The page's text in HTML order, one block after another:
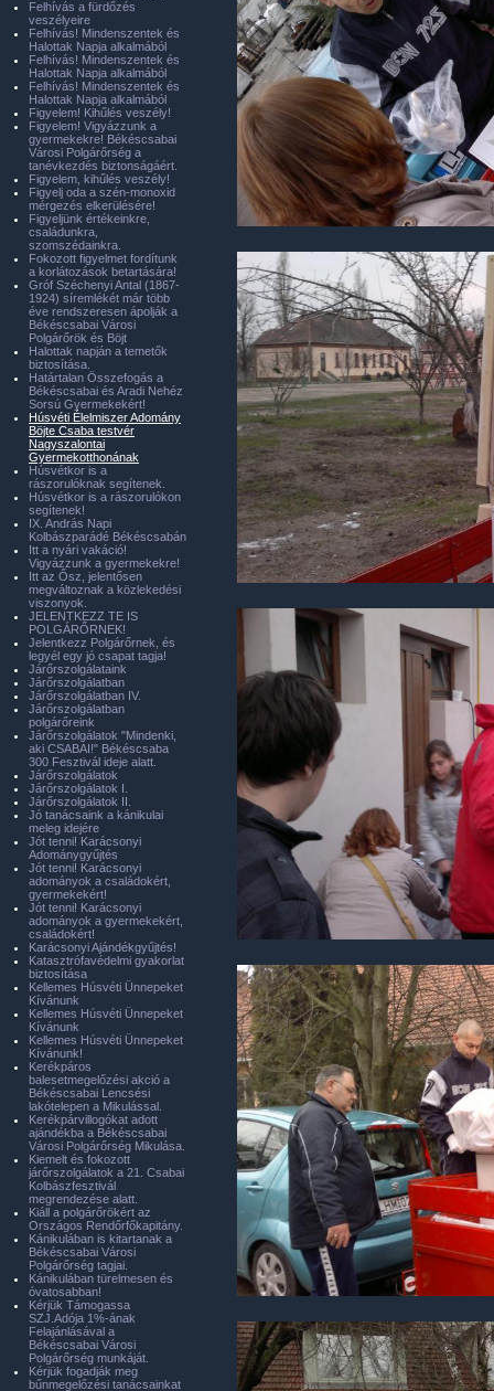
Felhívás a fürdőzés
veszélyeire
Felhívás! Mindenszentek és
Halottak Napja alkalmából
Felhívás! Mindenszentek és
Halottak Napja alkalmából
Felhívás! Mindenszentek és
Halottak Napja alkalmából
Figyelem! Kihűlés veszély!
Figyelem! Vigyázzunk a
gyermekekre! Békéscsabai
Városi Polgárőrség a
tanévkezdés biztonságáért.
Figyelem, kihűlés veszély!
Figyelj oda a szén-monoxid
mérgezés elkerülésére!
Figyeljünk értékeinkre,
családunkra,
szomszédainkra.
Fokozott figyelmet fordítunk
a korlátozások betartására!
Gróf Széchenyi Antal (1867-
1924) síremlékét már több
éve rendszeresen ápolják a
Békéscsabai Városi
Polgárőrök és Böjt
Halottak napján a temetők
biztosítása.
Határtalan Összefogás a
Békéscsabai és Aradi Nehéz
Sorsú Gyermekekért!
Húsvéti Élelmiszer Adomány
Böjte Csaba testvér
Nagyszalontai
Gyermekotthonának
Húsvétkor is a
rászorulóknak segítenek.
Húsvétkor is a rászorulókon
segítenek!
IX. András Napi
Kolbászparádé Békéscsabán
Itt a nyári vakáció!
Vigyázzunk a gyermekekre!
Itt az Ősz, jelentősen
megváltoznak a közlekedési
viszonyok.
JELENTKEZZ TE IS
POLGÁRŐRNEK!
Jelentkezz Polgárőrnek, és
legyél egy jó csapat tagja!
Járőrszolgálataink
Járőrszolgálatban
Járőrszolgálatban IV.
Járőrszolgálatban
polgárőreink
Járőrszolgálatok "Mindenki,
aki CSABAI!" Békéscsaba
300 Fesztivál ideje alatt.
Járőrszolgálatok
Járőrszolgálatok I.
Járőrszolgálatok II.
Jó tanácsaink a kánikulai
meleg idejére
Jót tenni! Karácsonyi
Adománygyűjtés
Jót tenni! Karácsonyi
adományok a családokért,
gyermekekért!
Jót tenni! Karácsonyi
adományok a gyermekekért,
családokért!
Karácsonyi Ajándékgyűjtés!
Katasztrófavédelmi gyakorlat
biztosítása
Kellemes Húsvéti Ünnepeket
Kívánunk
Kellemes Húsvéti Ünnepeket
Kívánunk
Kellemes Húsvéti Ünnepeket
Kívánunk!
Kerékpáros
balesetmegelőzési akció a
Békéscsabai Lencsési
lakótelepen a Mikulással.
Kerékpárvillogókat adott
ajándékba a Békéscsabai
Városi Polgárőrség Mikulása.
Kiemelt és fokozott
járőrszolgálatok a 21. Csabai
Kolbászfesztivál
megrendezése alatt.
Kiáll a polgárőrökért az
Országos Rendőrfőkapitány.
Kánikulában is kitartanak a
Békéscsabai Városi
Polgárőrség tagjai.
Kánikulában türelmesen és
óvatosabban!
Kérjük Támogassa
SZJ.Adója 1%-ának
Felajánlásával a
Békéscsabai Városi
Polgárőrség munkáját.
Kérjük fogadják meg
bűnmegelőzési tanácsainkat